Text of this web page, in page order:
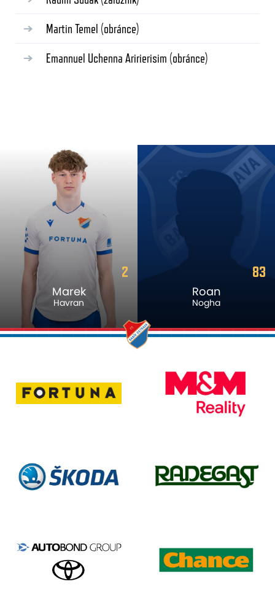
Martin Temel (obránce)
Emannuel Uchenna Aririerisim (obránce)
2
Marek
Havran
83
Roan
Nogha